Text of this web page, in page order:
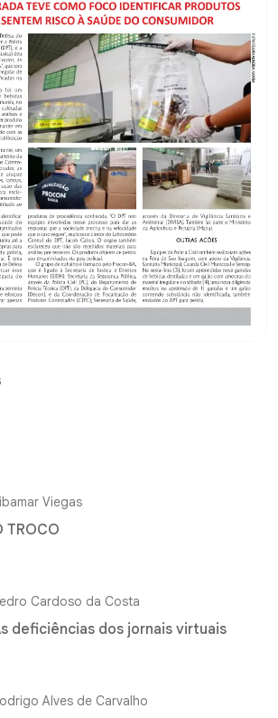
Viegas
TROCO
Cardoso da Costa
deficiências dos jornais virtuais
Alves de Carvalho